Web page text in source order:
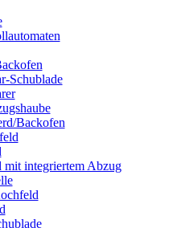
Schublade
Backofen
mit integriertem Abzug